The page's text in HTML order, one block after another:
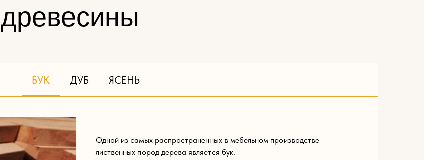
древесины
БУК ДУБ ЯСЕНЬ
Одной из самых распространенных в мебельном производстве
лиственных пород дерева является бук.